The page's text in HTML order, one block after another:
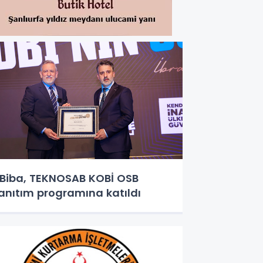
TEKNOSAB KOBİ OSB
programına katıldı